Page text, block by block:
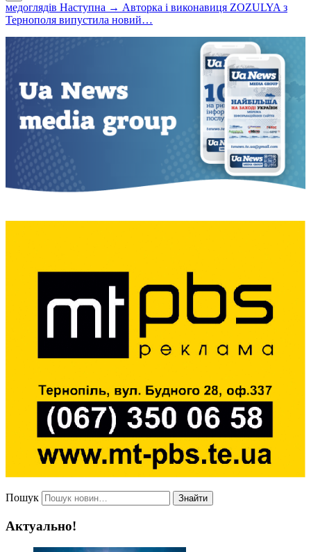
медоглядів Наступна → Авторка і виконавиця ZOZULYA з
Тернополя випустила новий…
Пошук Знайти
Актуально!